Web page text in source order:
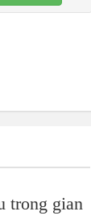
trong gian